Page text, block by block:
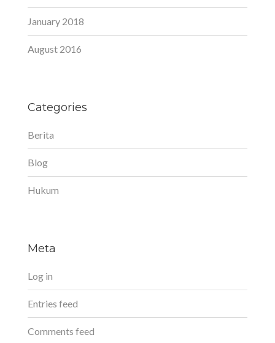
January 2018
August 2016
Categories
Berita
Blog
Hukum
Meta
Log in
Entries feed
Comments feed